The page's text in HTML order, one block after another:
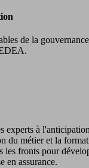
de la
experts à
du métier et la
fronts pour
en assurance.